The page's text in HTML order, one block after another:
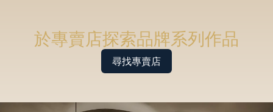
於專賣店探索品牌系列作品
尋找專賣店